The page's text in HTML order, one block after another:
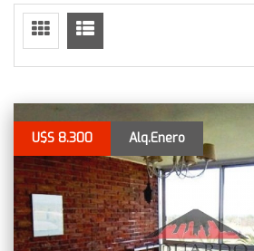
U$S 8.300 Alq.Enero